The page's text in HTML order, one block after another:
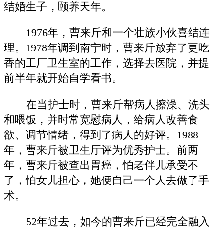
结婚生子，颐养天年。
1976年，曹来斤和一个壮族小伙喜结连
理。1978年调到南宁时，曹来斤放弃了更吃
香的工厂卫生室的工作，选择去医院，并提
前半年就开始自学看书。
在当护士时，曹来斤帮病人擦澡、洗头
和喂饭，并时常宽慰病人，给病人改善食
欲、调节情绪，得到了病人的好评。1988
年，曹来斤被卫生厅评为优秀护士。前两
年，曹来斤被查出胃癌，怕老伴儿承受不
了，怕女儿担心，她便自己一个人去做了手
术。
52年过去，如今的曹来斤已经完全融入